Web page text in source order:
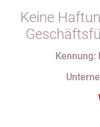
Keine
i.V.m. §
Kennung: